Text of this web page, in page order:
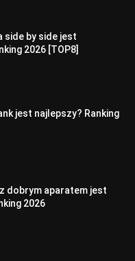
side by side jest
2026 [TOP8]
jest najlepszy? Ranking
dobrym aparatem jest
2026